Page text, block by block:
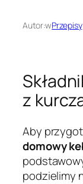
Autor:wPrzepisy
z
Aby
domowy
podzielimy